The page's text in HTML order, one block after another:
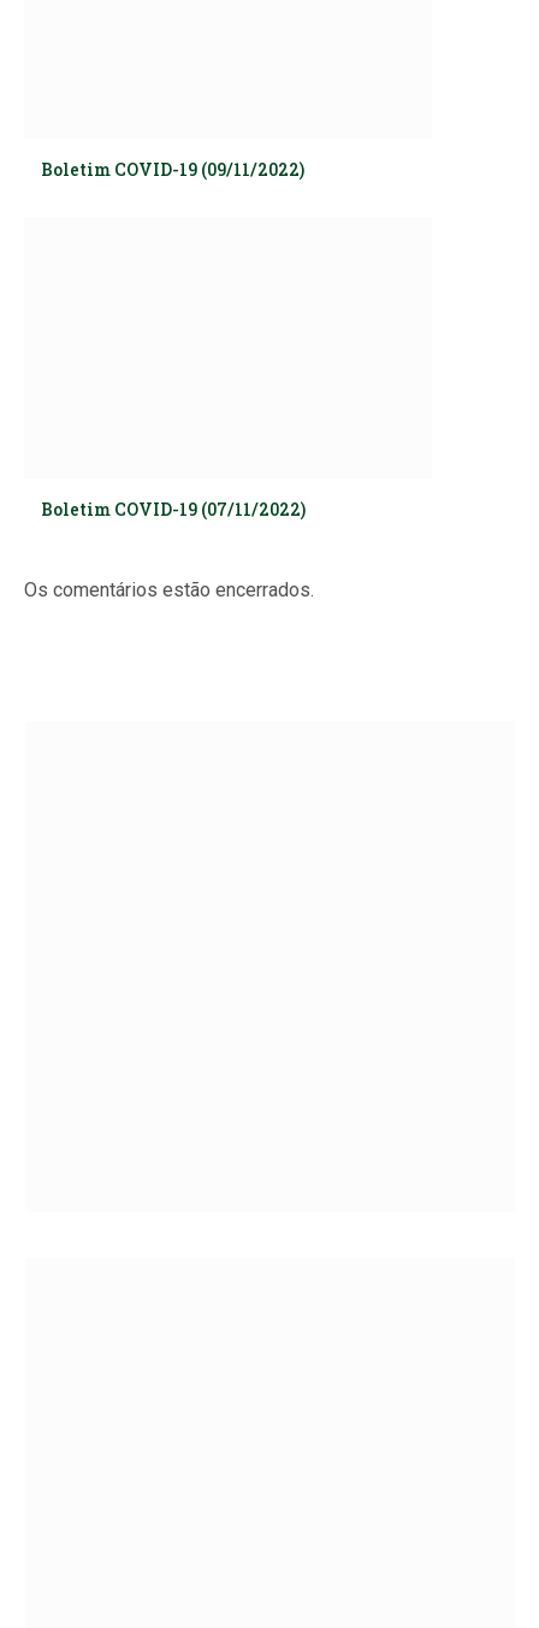
Boletim COVID-19 (09/11/2022)
Boletim COVID-19 (07/11/2022)
Os comentários estão encerrados.